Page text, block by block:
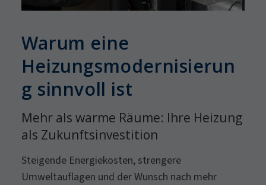
Warum eine
Heizungsmodernisierun
g sinnvoll ist
Mehr als warme Räume: Ihre Heizung
als Zukunftsinvestition
Steigende Energiekosten, strengere
Umweltauflagen und der Wunsch nach mehr